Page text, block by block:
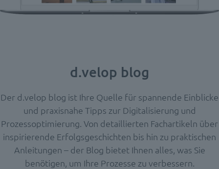
d.velop blog
Der d.velop blog ist Ihre Quelle für spannende Einblicke
und praxisnahe Tipps zur Digitalisierung und
Prozessoptimierung. Von detaillierten Fachartikeln über
inspirierende Erfolgsgeschichten bis hin zu praktischen
Anleitungen – der Blog bietet Ihnen alles, was Sie
benötigen, um Ihre Prozesse zu verbessern.